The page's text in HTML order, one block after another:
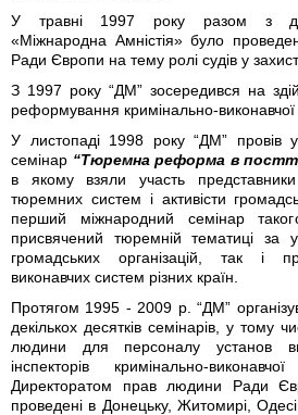
У травні 1997 року разом з
«Міжнародна Амністія» було
Ради Європи на тему ролі судів у
З 1997 року “ДМ” зосередився на
реформування кримінально-виконавчої
У листопаді 1998 року “ДМ” провів
семінар “Тюремна реформа в
в якому взяли участь
тюремних систем і активісти
перший міжнародний семінар
присвячений тюремній тематиці за
громадських організацій, так і
виконавчих систем різних країн.
Протягом 1995 - 2009 р. “ДМ”
декількох десятків семінарів, у тому
людини для персоналу установ
інспекторів кримінально-
Директоратом прав людини Ради
проведені в Донецьку, Житомирі,